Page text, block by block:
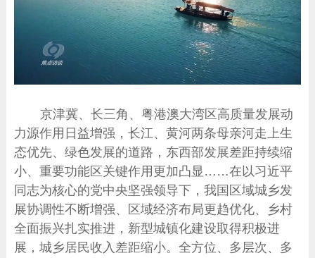
京津冀、长三角、粤港澳大湾区高质量发展动
力源作用日益增强，长江、黄河两条母亲河走上生
态优先、绿色发展的道路，东西部发展差距持续缩
小、重要功能区关键作用更加凸显……在以习近平
同志为核心的党中央坚强领导下，我国区域城乡发
展协调性不断增强、区域经济布局更趋优化、乡村
全面振兴扎实推进，新型城镇化建设取得积极进
展，城乡居民收入差距缩小。全方位、多层次、多